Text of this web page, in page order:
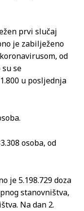
prvi slučaj
je zabilježeno
od
se
u posljednja
osoba, od
je 5.198.729 doza
stanovništva,
Na dan 2.